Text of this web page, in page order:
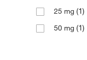
25 mg (1)
50 mg (1)